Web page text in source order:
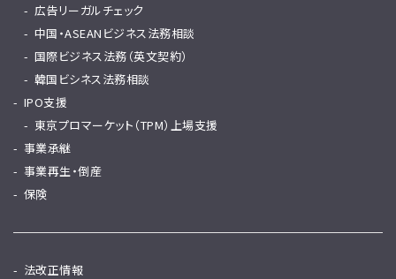
広告リーガルチェック
中国・ASEANビジネス法務相談
国際ビジネス法務（英文契約）
韓国ビシネス法務相談
IPO支援
東京プロマーケット（TPM）上場支援
事業承継
事業再生・倒産
保険
法改正情報